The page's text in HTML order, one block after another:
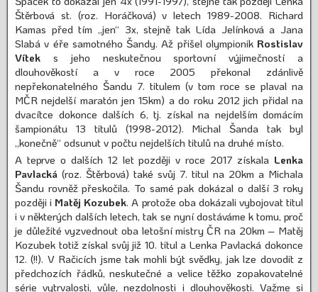
Štěrbová st. (roz. Horáčková) v letech 1989-2008. Richard
Kamas před tím „jen“ 3x, stejně tak Lída Jelínková a Jana
Slabá v éře samotného Šandy. Až přišel olympionik Rostislav
Vítek s jeho neskutečnou sportovní výjimečností a
dlouhověkostí a v roce 2005 překonal zdánlivě
nepřekonatelného Šandu 7. titulem (v tom roce se plaval na
MČR nejdelší maratón jen 15km) a do roku 2012 jich přidal na
dvacítce dokonce dalších 6, tj. získal na nejdelším domácím
šampionátu 13 titulů (1998-2012). Michal Šanda tak byl
„konečně“ odsunut v počtu nejdelších titulů na druhé místo.
A teprve o dalších 12 let později v roce 2017 získala Lenka
Pavlacká (roz. Štěrbová) také svůj 7. titul na 20km a Michala
Šandu rovněž přeskočila. To samé pak dokázal o další 3 roky
později i Matěj Kozubek. A protože oba dokázali vybojovat titul
i v některých dalších letech, tak se nyní dostáváme k tomu, proč
je důležité vyzvednout oba letošní mistry ČR na 20km – Matěj
Kozubek totiž získal svůj již 10. titul a Lenka Pavlacká dokonce
12. (!!). V Račicích jsme tak mohli být svědky, jak lze dovodit z
předchozích řádků, neskutečné a velice těžko zopakovatelné
série vytrvalosti, vůle, nezdolnosti i dlouhověkosti. Važme si